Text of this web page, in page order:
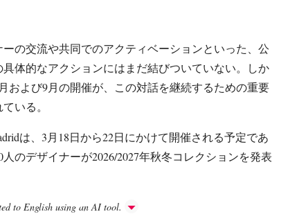
の交流や共同でのアクティベーションといった、公
体的なアクションにはまだ結びついていない。しか
および9月の開催が、この対話を継続するための重要
いる。
は、3月18日から22日にかけて開催される予定であ
のデザイナーが2026/2027年秋冬コレクションを発表
to English using an AI tool.